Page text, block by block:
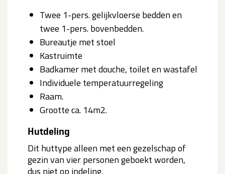
Twee 1-pers. gelijkvloerse bedden en
twee 1-pers. bovenbedden.
Bureautje met stoel
Kastruimte
Badkamer met douche, toilet en wastafel
Individuele temperatuurregeling
Raam.
Grootte ca. 14m2.
Hutdeling
Dit huttype alleen met een gezelschap of
gezin van vier personen geboekt worden,